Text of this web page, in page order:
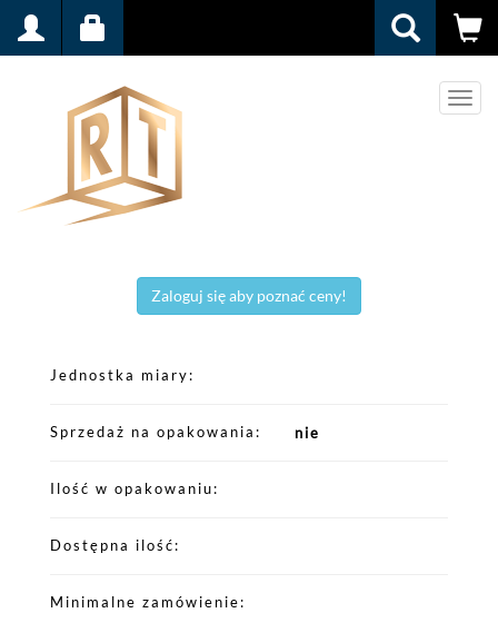
Menu
Zaloguj się aby poznać ceny!
Jednostka miary
Sprzedaż na opakowania nie
Ilość w opakowaniu
Dostępna ilość
Minimalne zamówienie